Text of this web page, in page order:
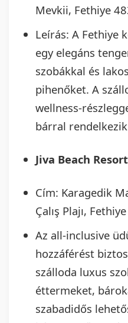
Mevkii, Fethiye
Leírás: A Fethiye
egy elegáns
szobákkal és
pihenőket. A
wellness-
bárral
Jiva Beach Resort
Cím: Karagedik
Çalış Plajı,
Az all-inclusive
hozzáférést
szálloda luxus
éttermeket,
szabadidős